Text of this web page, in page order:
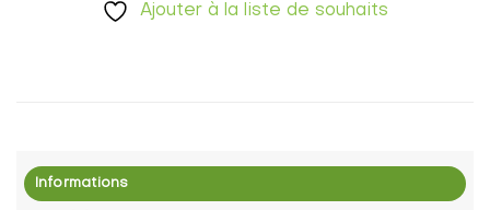
Ajouter à la liste de souhaits
Informations